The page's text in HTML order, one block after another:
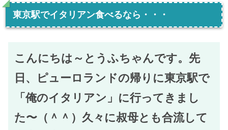
東京駅でイタリアン食べるなら・・・
こんにちは～とうふちゃんです。先
日、ピューロランドの帰りに東京駅で
「俺のイタリアン」に行ってきまし
た〜（＾＾）久々に叔母とも合流して